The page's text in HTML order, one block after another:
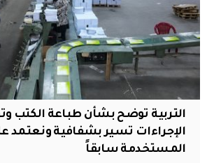
التربية توضح بشأن طباعة الكتب
الإجراءات تسير بشفافية ونعتمد
المستخدمة سابقاً